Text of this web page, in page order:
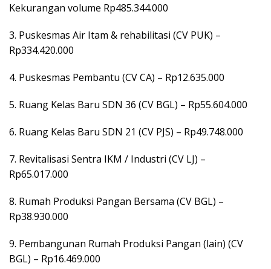
Kekurangan volume Rp485.344.000
3. Puskesmas Air Itam & rehabilitasi (CV PUK) –
Rp334.420.000
4. Puskesmas Pembantu (CV CA) – Rp12.635.000
5. Ruang Kelas Baru SDN 36 (CV BGL) – Rp55.604.000
6. Ruang Kelas Baru SDN 21 (CV PJS) – Rp49.748.000
7. Revitalisasi Sentra IKM / Industri (CV LJ) –
Rp65.017.000
8. Rumah Produksi Pangan Bersama (CV BGL) –
Rp38.930.000
9. Pembangunan Rumah Produksi Pangan (lain) (CV
BGL) – Rp16.469.000